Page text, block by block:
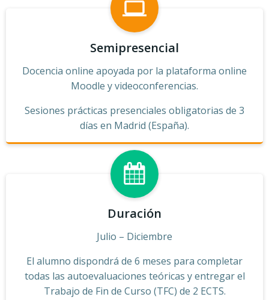
Semipresencial
Docencia online apoyada por la plataforma online
Moodle y videoconferencias.
Sesiones prácticas presenciales obligatorias de 3
días en Madrid (España).
Duración
Julio – Diciembre
El alumno dispondrá de 6 meses para completar
todas las autoevaluaciones teóricas y entregar el
Trabajo de Fin de Curso (TFC) de 2 ECTS.